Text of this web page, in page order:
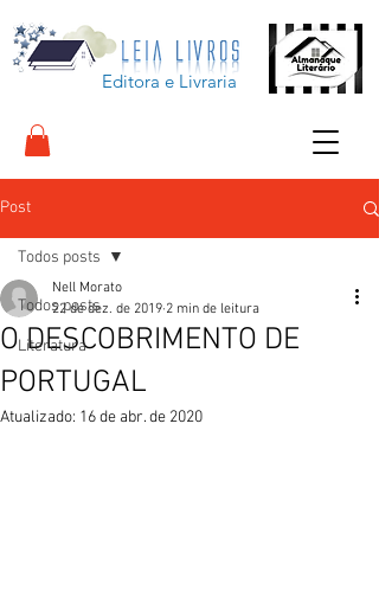
Editora e Livraria
Post
Todos posts
Literatura
Todos posts
O DESCOBRIMENTO DE
PORTUGAL
Nell Morato
22 de dez. de 2019 2 min de leitura
Atualizado: 16 de abr. de 2020